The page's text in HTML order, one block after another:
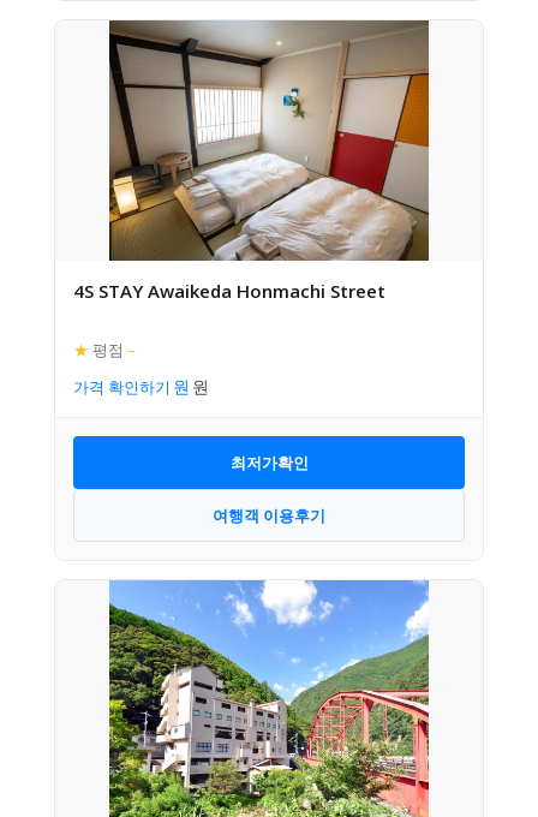
4S STAY Awaikeda Honmachi Street
★ 평점 –
가격 확인하기
최저가확인
여행객 이용후기